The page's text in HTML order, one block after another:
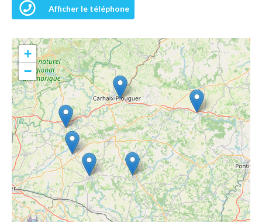
Afficher le téléphone
+
−